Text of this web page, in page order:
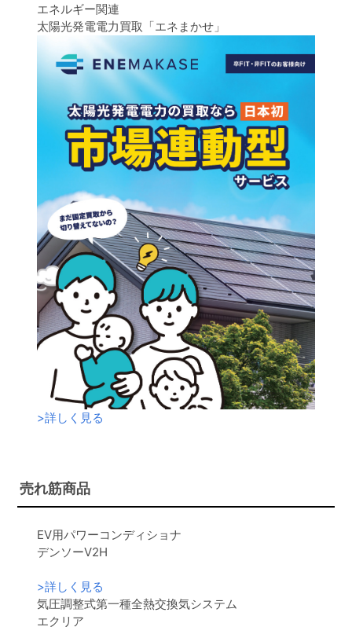
エネルギー関連
太陽光発電電力買取「エネまかせ」
>詳しく見る
売れ筋商品
EV用パワーコンディショナ
デンソーV2H
>詳しく見る
気圧調整式第一種全熱交換気システム
エクリア